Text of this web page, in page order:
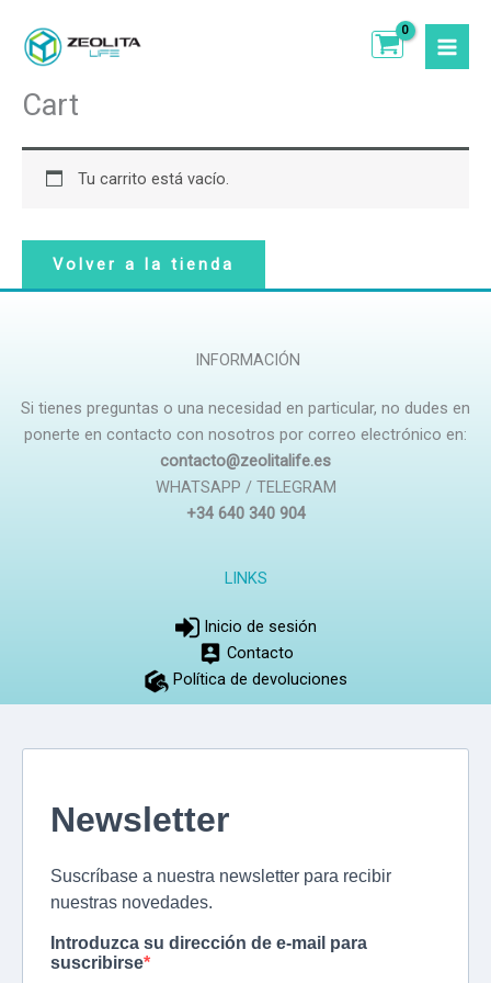
contenido
Cart
Tu carrito está vacío.
Volver a la tienda
INFORMACIÓN
Si tienes preguntas o una necesidad en particular, no dudes en
ponerte en contacto con nosotros por correo electrónico en:
contacto@zeolitalife.es
WHATSAPP / TELEGRAM
+34 640 340 904
LINKS
Inicio de sesión
Contacto
Política de devoluciones